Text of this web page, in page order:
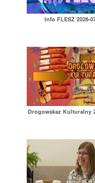
Info FLESZ 2026-
Drogowskaz Kulturalny